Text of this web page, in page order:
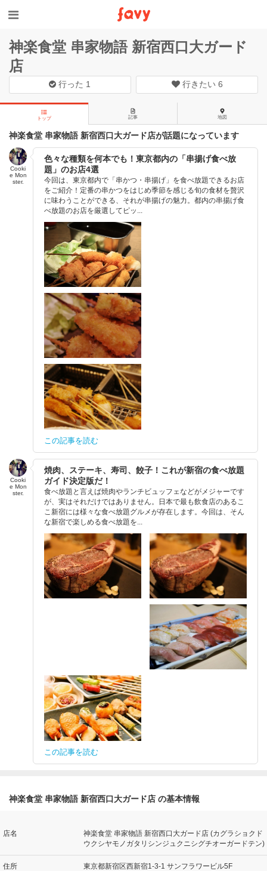
神楽食堂 串家物語 新宿西口大ガード
店
行った 1 行きたい 6
トップ 記事 地図
神楽食堂 串家物語 新宿西口大ガード店が話題になっています
Cooki
e Mon
ster.
色々な種類を何本でも！東京都内の「串揚げ食べ放
題」のお店4選
今回は、東京都内で「串かつ・串揚げ」を食べ放題できるお店
をご紹介！定番の串かつをはじめ季節を感じる旬の食材を贅沢
に味わうことができる、それが串揚げの魅力。都内の串揚げ食
べ放題のお店を厳選してピッ...
この記事を読む
Cooki
e Mon
ster.
焼肉、ステーキ、寿司、餃子！これが新宿の食べ放題
ガイド決定版だ！
食べ放題と言えば焼肉やランチビュッフェなどがメジャーです
が、実はそれだけではありません。日本で最も飲食店のあるこ
こ新宿には様々な食べ放題グルメが存在します。今回は、そん
な新宿で楽しめる食べ放題を...
この記事を読む
神楽食堂 串家物語 新宿西口大ガード店 の基本情報
店名
神楽食堂 串家物語 新宿西口大ガード店 (カグラショクド
ウクシヤモノガタリシンジュクニシグチオーガードテン)
住所 東京都新宿区西新宿1-3-1 サンフラワービル5F